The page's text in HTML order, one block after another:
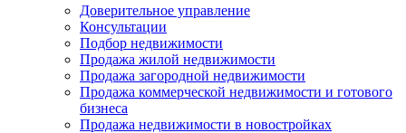
Доверительное управление
Консультации
Подбор недвижимости
Продажа жилой недвижимости
Продажа загородной недвижимости
Продажа коммерческой недвижимости и готового
бизнеса
Продажа недвижимости в новостройках